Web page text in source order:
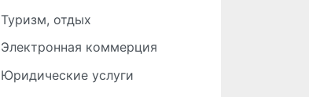
Туризм, отдых
Электронная коммерция
Юридические услуги